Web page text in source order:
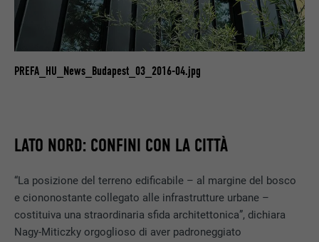
PREFA_HU_News_Budapest_03_2016-04.jpg
LATO NORD: CONFINI CON LA CITTÀ
“La posizione del terreno edificabile – al margine del bosco
e ciononostante collegato alle infrastrutture urbane –
costituiva una straordinaria sfida architettonica”, dichiara
Nagy-Miticzky orgoglioso di aver padroneggiato